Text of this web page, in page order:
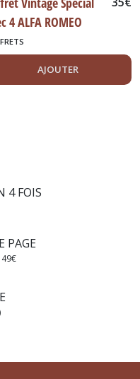
4 ALFA ROMEO
AJOUTER
4 FOIS
PAGE
49€